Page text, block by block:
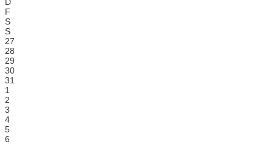
F
S
S
27
28
29
30
31
1
2
3
4
5
6